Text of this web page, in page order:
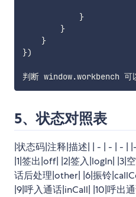
}
}
}
})
判断 window.
5、状态对照表
|状态码|注释|描述| | - | - | - |
|1|签出|off| |2|签入|logIn| |3|
话后处理|other| |6|振铃
|9|呼入通话|inCall| |10|呼出